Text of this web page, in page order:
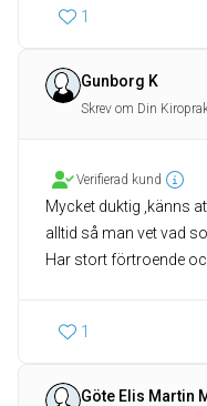
1
Gunborg K
Skrev om Din
Verifierad kund
Mycket duktig ,känns
alltid så man vet vad
Har stort förtroende
1
Göte Elis Martin